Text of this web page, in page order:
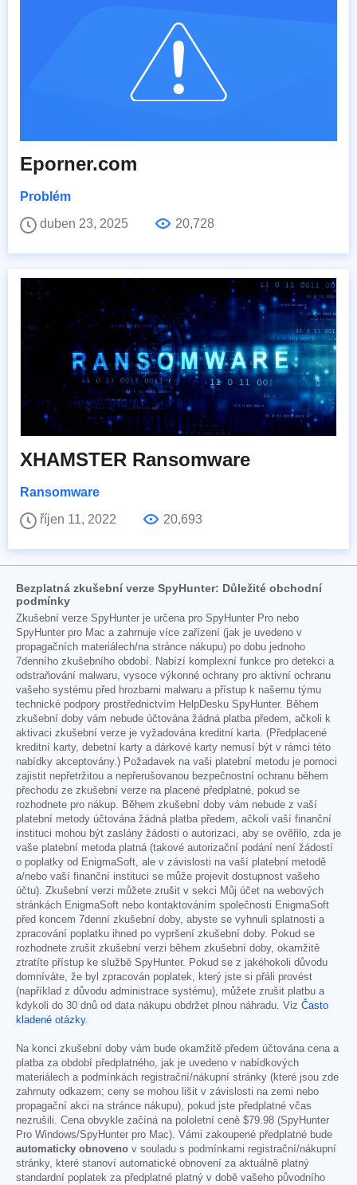
Eporner.com
Problém
duben 23, 2025
20,728
XHAMSTER Ransomware
Ransomware
říjen 11, 2022
20,693
Bezplatná zkušební verze SpyHunter: Důležité obchodní
podmínky
Zkušební verze SpyHunter je určena pro SpyHunter Pro nebo
SpyHunter pro Mac a zahrnuje více zařízení (jak je uvedeno v
propagačních materiálech/na stránce nákupu) po dobu jednoho
7denního zkušebního období. Nabízí komplexní funkce pro detekci a
odstraňování malwaru, vysoce výkonné ochrany pro aktivní ochranu
vašeho systému před hrozbami malwaru a přístup k našemu týmu
technické podpory prostřednictvím HelpDesku SpyHunter. Během
zkušební doby vám nebude účtována žádná platba předem, ačkoli k
aktivaci zkušební verze je vyžadována kreditní karta. (Předplacené
kreditní karty, debetní karty a dárkové karty nemusí být v rámci této
nabídky akceptovány.) Požadavek na vaši platební metodu je pomoci
zajistit nepřetržitou a nepřerušovanou bezpečnostní ochranu během
přechodu ze zkušební verze na placené předplatné, pokud se
rozhodnete pro nákup. Během zkušební doby vám nebude z vaší
platební metody účtována žádná platba předem, ačkoli vaší finanční
instituci mohou být zaslány žádosti o autorizaci, aby se ověřilo, zda je
vaše platební metoda platná (takové autorizační podání není žádostí
o poplatky od EnigmaSoft, ale v závislosti na vaší platební metodě
a/nebo vaší finanční instituci se může projevit dostupnost vašeho
účtu). Zkušební verzi můžete zrušit v sekci Můj účet na webových
stránkách EnigmaSoft nebo kontaktováním společnosti EnigmaSoft
před koncem 7denní zkušební doby, abyste se vyhnuli splatnosti a
zpracování poplatku ihned po vypršení zkušební doby. Pokud se
rozhodnete zrušit zkušební verzi během zkušební doby, okamžitě
ztratíte přístup ke službě SpyHunter. Pokud se z jakéhokoli důvodu
domníváte, že byl zpracován poplatek, který jste si přáli provést
(například z důvodu administrace systému), můžete zrušit platbu a
kdykoli do 30 dnů od data nákupu obdržet plnou náhradu. Viz Často
kladené otázky.
Na konci zkušební doby vám bude okamžitě předem účtována cena a
platba za období předplatného, jak je uvedeno v nabídkových
materiálech a podmínkách registrační/nákupní stránky (které jsou zde
zahrnuty odkazem; ceny se mohou lišit v závislosti na zemi nebo
propagační akci na stránce nákupu), pokud jste předplatné včas
nezrušili. Cena obvykle začíná na pololetní ceně $79.98 (SpyHunter
Pro Windows/SpyHunter pro Mac). Vámi zakoupené předplatné bude
automaticky obnoveno v souladu s podmínkami registrační/nákupní
stránky, které stanoví automatické obnovení za aktuálně platný
standardní poplatek za předplatné platný v době vašeho původního